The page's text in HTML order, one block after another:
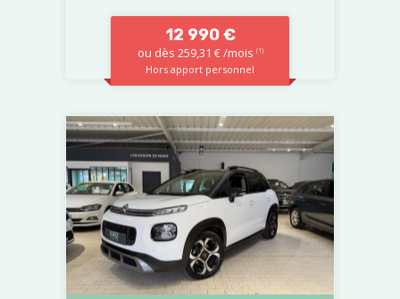
12 990 €
ou dès 259,31 € /mois (1)
Hors apport personnel